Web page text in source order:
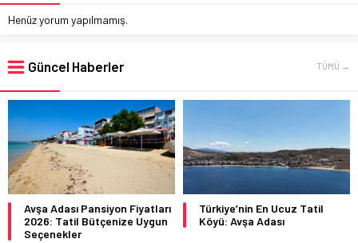
Henüz yorum yapılmamış.
Güncel Haberler TÜMÜ →
Avşa Adası Pansiyon Fiyatları
2026: Tatil Bütçenize Uygun
Seçenekler
Türkiye’nin En Ucuz Tatil
Köyü: Avşa Adası